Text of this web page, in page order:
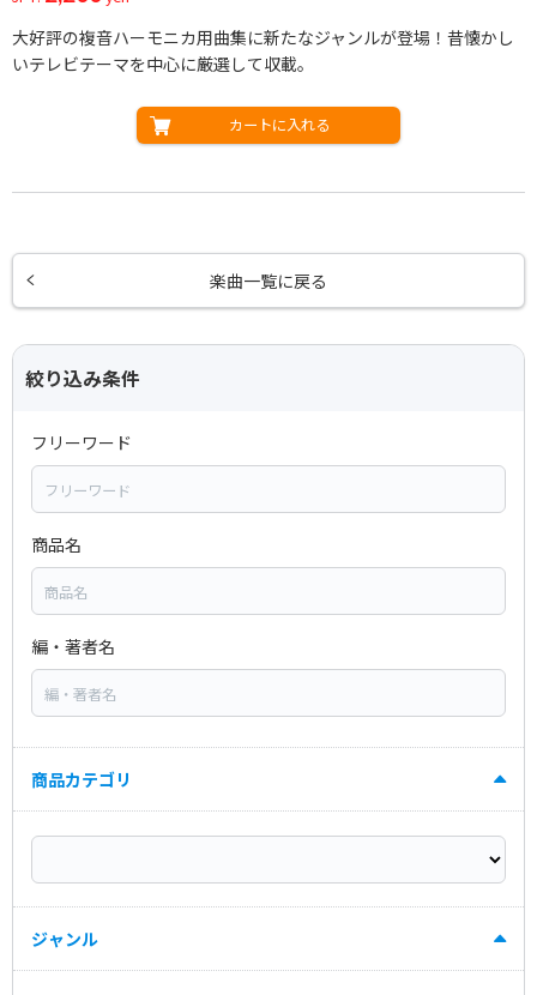
大好評の複音ハーモニカ用曲集に新たなジャンルが登場！昔懐かし
いテレビテーマを中心に厳選して収載。
カートに入れる
楽曲一覧に戻る
絞り込み条件
フリーワード
商品名
編・著者名
商品カテゴリ
ジャンル